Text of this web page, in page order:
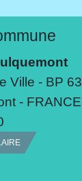
Ville - BP 63
- FRANCE